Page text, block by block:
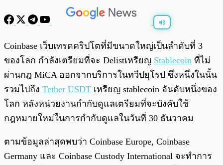
พร้อมเล่น 0:00 / 0:00
Coinbase เว็บเทรดคริปโตที่มีขนาดใหญ่เป็นลำดับที่ 3
ของโลก กำลังเตรียมที่จะ Delistเหรียญ Stablecoin ที่ไม่
ผ่านกฎ MiCA ออกจากบริการในทวีปยุโรป ซึ่งหนึ่งในนั้น
รวมไปถึง Tether USDT เหรียญ stablecoin อันดับหนึ่งของ
โลก หลังหน่วยงานกำกับดูแลเตรียมที่จะบังคับใช้
กฎหมายใหม่ในการกำกับดูแลในวันที่ 30 ธันวาคม
ตามข้อมูลล่าสุดพบว่า Coinbase Europe, Coinbase
Germany และ Coinbase Custody International จะทำการ